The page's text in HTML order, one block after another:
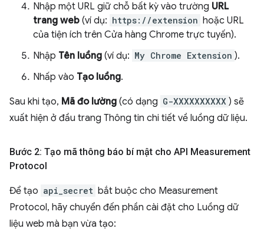
Nhập một URL giữ chỗ bất kỳ vào trường URL
trang web (ví dụ: https://extension hoặc URL
của tiện ích trên Cửa hàng Chrome trực tuyến).
Nhập Tên luồng (ví dụ: My Chrome Extension ).
Nhấp vào Tạo luồng.
Sau khi tạo, Mã đo lường (có dạng G-XXXXXXXXXX ) sẽ
xuất hiện ở đầu trang Thông tin chi tiết về luồng dữ liệu.
Bước 2: Tạo mã thông báo bí mật cho API Measurement
Protocol
Để tạo api_secret bắt buộc cho Measurement
Protocol, hãy chuyển đến phần cài đặt cho Luồng dữ
liệu web mà bạn vừa tạo: